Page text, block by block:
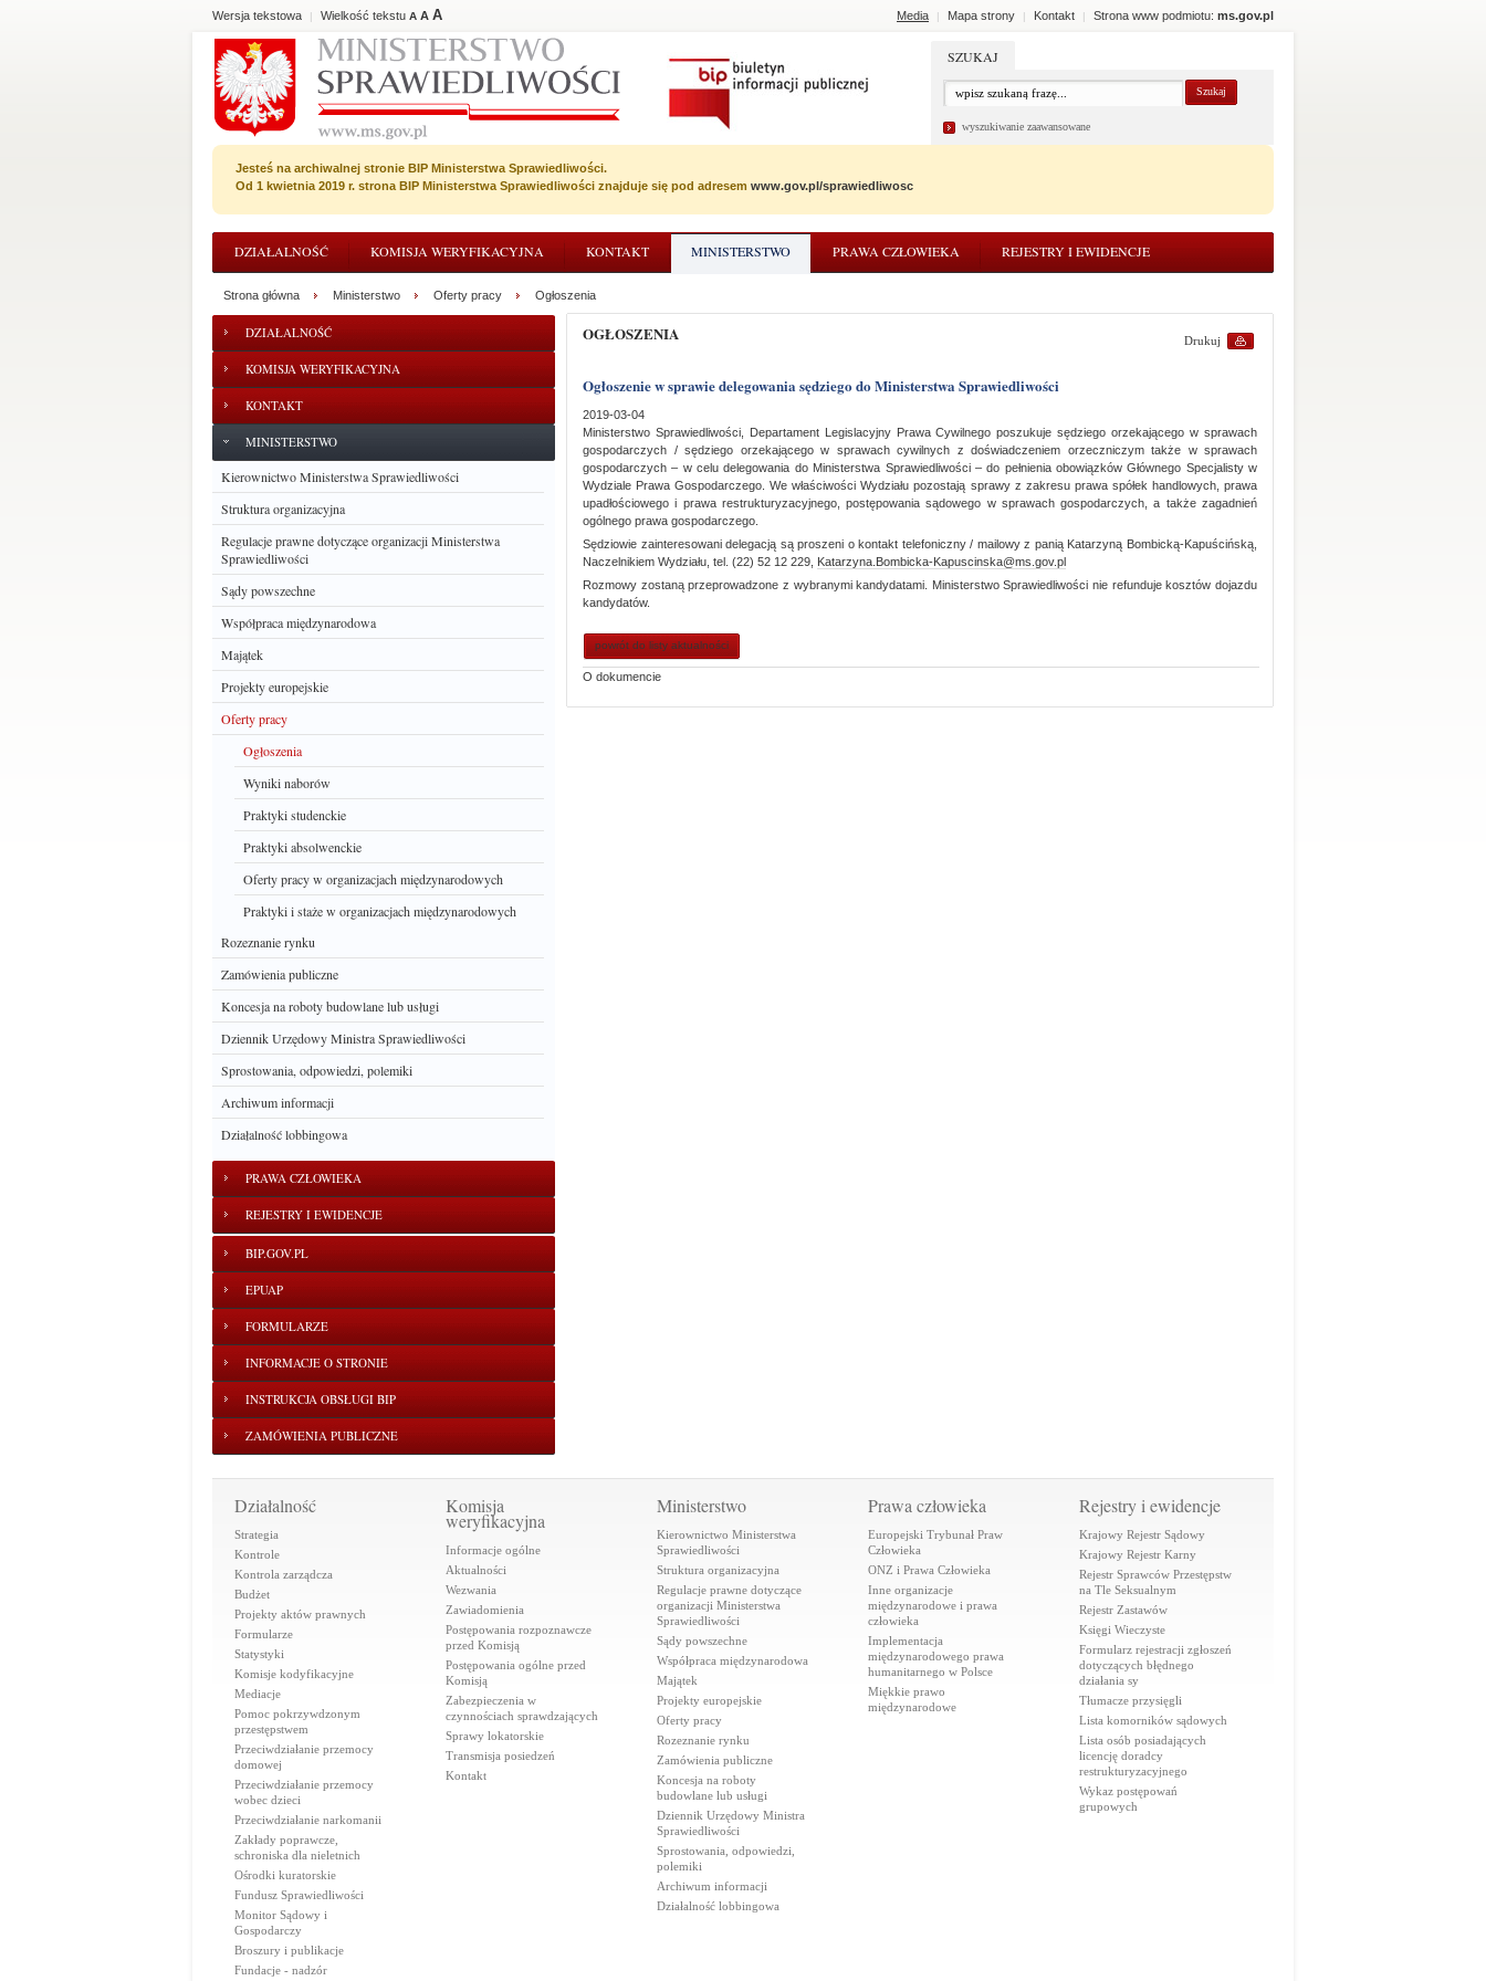
Media | Mapa strony | Kontakt | Strona www podmiotu: ms.gov.pl
Wersja tekstowa | Wielkość tekstu A A A
SZUKAJ
wyszukiwanie zaawansowane
Jesteś na archiwalnej stronie BIP Ministerstwa Sprawiedliwości.
Od 1 kwietnia 2019 r. strona BIP Ministerstwa Sprawiedliwości znajduje się pod adresem www.gov.pl/sprawiedliwosc
DZIAŁALNOŚĆ KOMISJA WERYFIKACYJNA KONTAKT MINISTERSTWO PRAWA CZŁOWIEKA REJESTRY I EWIDENCJE
DZIAŁALNOŚĆ
KOMISJA WERYFIKACYJNA
KONTAKT
MINISTERSTWO
Kierownictwo Ministerstwa Sprawiedliwości
Struktura organizacyjna
Regulacje prawne dotyczące organizacji Ministerstwa
Sprawiedliwości
Sądy powszechne
Współpraca międzynarodowa
Majątek
Projekty europejskie
Oferty pracy
Ogłoszenia
Wyniki naborów
Praktyki studenckie
Praktyki absolwenckie
Oferty pracy w organizacjach międzynarodowych
Praktyki i staże w organizacjach międzynarodowych
Rozeznanie rynku
Zamówienia publiczne
Koncesja na roboty budowlane lub usługi
Dziennik Urzędowy Ministra Sprawiedliwości
Sprostowania, odpowiedzi, polemiki
Archiwum informacji
Działalność lobbingowa
PRAWA CZŁOWIEKA
REJESTRY I EWIDENCJE
BIP.GOV.PL
EPUAP
FORMULARZE
INFORMACJE O STRONIE
INSTRUKCJA OBSŁUGI BIP
ZAMÓWIENIA PUBLICZNE
Strona główna Ministerstwo Oferty pracy Ogłoszenia
Drukuj
OGŁOSZENIA
Ogłoszenie w sprawie delegowania sędziego do Ministerstwa Sprawiedliwości
2019-03-04
Ministerstwo Sprawiedliwości, Departament Legislacyjny Prawa Cywilnego poszukuje sędziego orzekającego w sprawach
gospodarczych / sędziego orzekającego w sprawach cywilnych z doświadczeniem orzeczniczym także w sprawach
gospodarczych – w celu delegowania do Ministerstwa Sprawiedliwości – do pełnienia obowiązków Głównego Specjalisty w
Wydziale Prawa Gospodarczego. We właściwości Wydziału pozostają sprawy z zakresu prawa spółek handlowych, prawa
upadłościowego i prawa restrukturyzacyjnego, postępowania sądowego w sprawach gospodarczych, a także zagadnień
ogólnego prawa gospodarczego.
Sędziowie zainteresowani delegacją są proszeni o kontakt telefoniczny / mailowy z panią Katarzyną Bombicką-Kapuścińską,
Naczelnikiem Wydziału, tel. (22) 52 12 229, Katarzyna.Bombicka-Kapuscinska@ms.gov.pl
Rozmowy zostaną przeprowadzone z wybranymi kandydatami. Ministerstwo Sprawiedliwości nie refunduje kosztów dojazdu
kandydatów.
powrót do listy aktualności
O dokumencie
Działalność
Strategia
Kontrole
Kontrola zarządcza
Budżet
Projekty aktów prawnych
Formularze
Statystyki
Komisje kodyfikacyjne
Mediacje
Pomoc pokrzywdzonym
przestępstwem
Przeciwdziałanie przemocy
domowej
Przeciwdziałanie przemocy
wobec dzieci
Przeciwdziałanie narkomanii
Zakłady poprawcze,
schroniska dla nieletnich
Ośrodki kuratorskie
Fundusz Sprawiedliwości
Monitor Sądowy i
Gospodarczy
Broszury i publikacje
Fundacje - nadzór
Komisja
weryfikacyjna
Informacje ogólne
Aktualności
Wezwania
Zawiadomienia
Postępowania rozpoznawcze
przed Komisją
Postępowania ogólne przed
Komisją
Zabezpieczenia w
czynnościach sprawdzających
Sprawy lokatorskie
Transmisja posiedzeń
Kontakt
Ministerstwo
Kierownictwo Ministerstwa
Sprawiedliwości
Struktura organizacyjna
Regulacje prawne dotyczące
organizacji Ministerstwa
Sprawiedliwości
Sądy powszechne
Współpraca międzynarodowa
Majątek
Projekty europejskie
Oferty pracy
Rozeznanie rynku
Zamówienia publiczne
Koncesja na roboty
budowlane lub usługi
Dziennik Urzędowy Ministra
Sprawiedliwości
Sprostowania, odpowiedzi,
polemiki
Archiwum informacji
Działalność lobbingowa
Prawa człowieka
Europejski Trybunał Praw
Człowieka
ONZ i Prawa Człowieka
Inne organizacje
międzynarodowe i prawa
człowieka
Implementacja
międzynarodowego prawa
humanitarnego w Polsce
Miękkie prawo
międzynarodowe
Rejestry i ewidencje
Krajowy Rejestr Sądowy
Krajowy Rejestr Karny
Rejestr Sprawców Przestępstw
na Tle Seksualnym
Rejestr Zastawów
Księgi Wieczyste
Formularz rejestracji zgłoszeń
dotyczących błędnego
działania sy
Tłumacze przysięgli
Lista komorników sądowych
Lista osób posiadających
licencję doradcy
restrukturyzacyjnego
Wykaz postępowań
grupowych